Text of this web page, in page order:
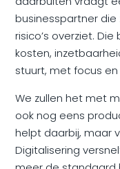
businesspartner die
risico’s overziet.
kosten,
stuurt, met focus en
We zullen het met
ook nog eens
helpt daarbij, maar
Digitalisering